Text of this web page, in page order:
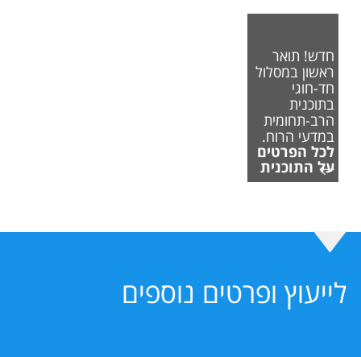
חדש! תואר
ראשון במסלול
חד-חוגי
בתוכנית
הרב-תחומית
במדעי הרוח.
לכל הפרטים
על התוכנית
לייעוץ ופרטים נוספים